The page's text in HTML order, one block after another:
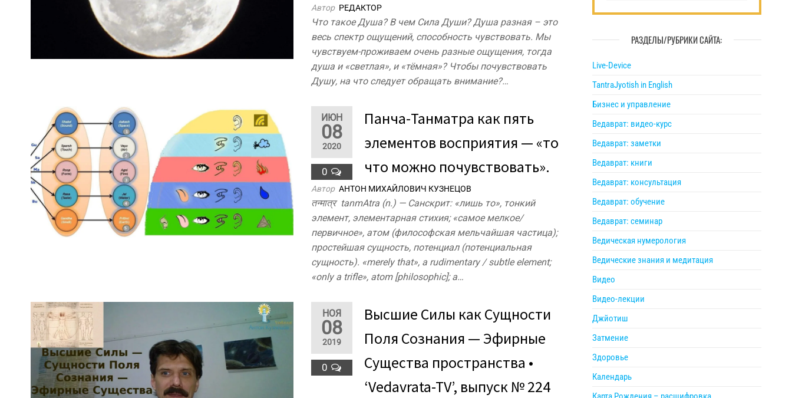
Автор РЕДАКТОР
Что такое Душа? В чем Сила Души? Душа разная – это
весь спектр ощущений, способность чувствовать. Мы
чувствуем-проживаем очень разные ощущения, тогда
душа и «светлая», и «тёмная»? Чтобы почувствовать
Душу, на что следует обращать внимание?…
ИЮН
08
2020
0
Панча-Танматра как пять
элементов восприятия — «то
что можно почувствовать».
Автор АНТОН МИХАЙЛОВИЧ КУЗНЕЦОВ
तन्मात्र tanmAtra (n.) — Санскрит: «лишь то», тонкий
элемент, элементарная стихия; «самое мелкое/
первичное», атом (философская мельчайшая частица);
простейшая сущность, потенциал (потенциальная
сущность). «merely that», a rudimentary / subtle element;
«only a trifle», atom [philosophic]; a…
НОЯ
08
2019
0
Высшие Силы как Сущности
Поля Сознания — Эфирные
Существа пространства •
‘Vedavrata-TV’, выпуск № 224
РАЗДЕЛЫ/РУБРИКИ САЙТА:
Live-Device
TantraJyotish in English
Бизнес и управление
Ведаврат: видео-курс
Ведаврат: заметки
Ведаврат: книги
Ведаврат: консультация
Ведаврат: обучение
Ведаврат: семинар
Ведическая нумерология
Ведические знания и медитация
Видео
Видео-лекции
Джйотиш
Затмение
Здоровье
Календарь